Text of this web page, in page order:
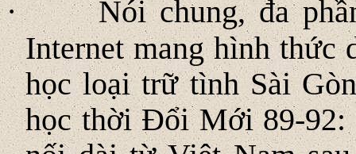
·
Nói chung, đa
Internet mang hình thức
học loại trữ tình Sài
học thời Ðổi Mới 89-92: